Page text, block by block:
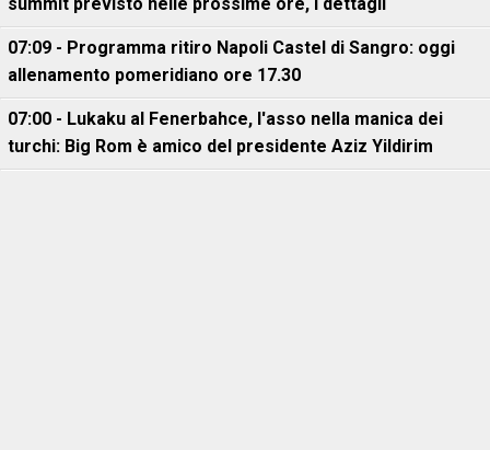
07:09 - Programma ritiro Napoli Castel di Sangro: oggi
allenamento pomeridiano ore 17.30
07:00 - Lukaku al Fenerbahce, l'asso nella manica dei
turchi: Big Rom è amico del presidente Aziz Yildirim